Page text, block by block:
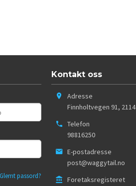
Glemt passord?
Kontakt oss
Adresse
Finnholtvegen 91, 2114
Telefon
98816250
E-postadresse
post@waggytail.no
Foretaksregisteret